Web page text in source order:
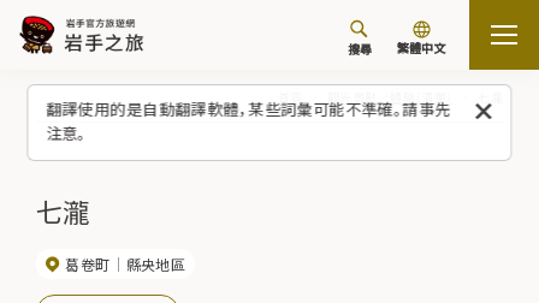
翻譯使用的是自動翻譯軟體，某些詞彙可能不準確。請事先
注意。
搜尋 繁體中文
七瀧
葛卷町 縣央地區